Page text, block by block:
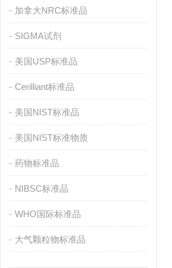
加拿大NRC标准品
SIGMA试剂
美国USP标准品
Cerilliant标准品
美国NIST标准品
美国NIST标准物质
药物标准品
NIBSC标准品
WHO国际标准品
大气颗粒物标准品